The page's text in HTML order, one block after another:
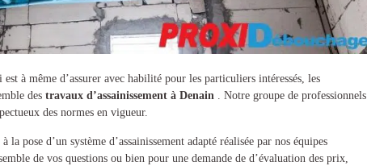
est à même d’assurer avec habilité pour les particuliers intéressés, les
des travaux d’assainissement à Denain . Notre groupe de professionnels
des normes en vigueur.
la pose d’un système d’assainissement adapté réalisée par nos équipes
de vos questions ou bien pour une demande de d’évaluation des prix,